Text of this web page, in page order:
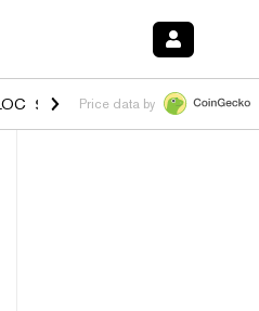
$1.023 0.20%HYPE $54.23 -
Price data by